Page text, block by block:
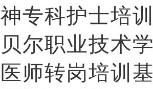
神专科护士培
贝尔职业技术
医师转岗培训